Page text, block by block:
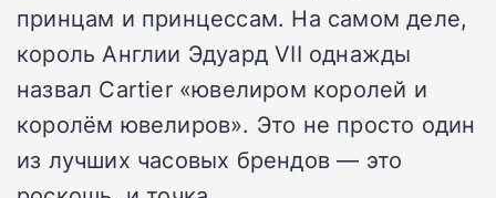
принцам и принцессам. На самом деле,
король Англии Эдуард VII однажды
назвал Cartier «ювелиром королей и
королём ювелиров». Это не просто один
из лучших часовых брендов — это